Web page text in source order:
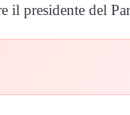
il presidente del